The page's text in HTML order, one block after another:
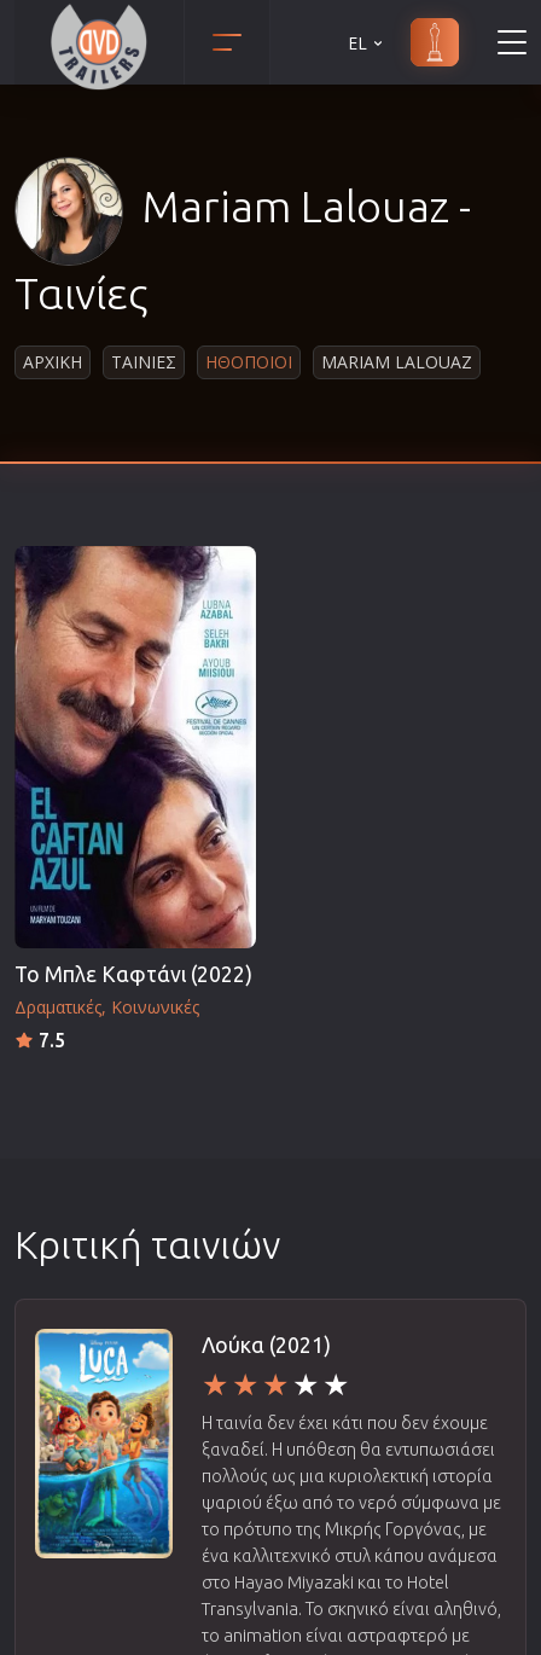
Αισθησιακές
Γουέστερν
Επιστημονικής Φαντασίας
Εποχής
Ιστορικές
Κλασσικές
EL
Mariam Lalouaz -
Ταινίες
ΑΡΧΙΚΗ ΤΑΙΝΙΕΣ ΗΘΟΠΟΙΟΙ MARIAM LALOUAZ
Το Μπλε Καφτάνι (2022)
Δραματικές Κοινωνικές
7.5
Κριτική ταινιών
Λούκα (2021)
Η ταινία δεν έχει κάτι που δεν έχουμε
ξαναδεί. Η υπόθεση θα εντυπωσιάσει
πολλούς ως μια κυριολεκτική ιστορία
ψαριού έξω από το νερό σύμφωνα με
το πρότυπο της Μικρής Γοργόνας, με
ένα καλλιτεχνικό στυλ κάπου ανάμεσα
στο Hayao Miyazaki και το Hotel
Transylvania. Το σκηνικό είναι αληθινό,
το animation είναι αστραφτερό με